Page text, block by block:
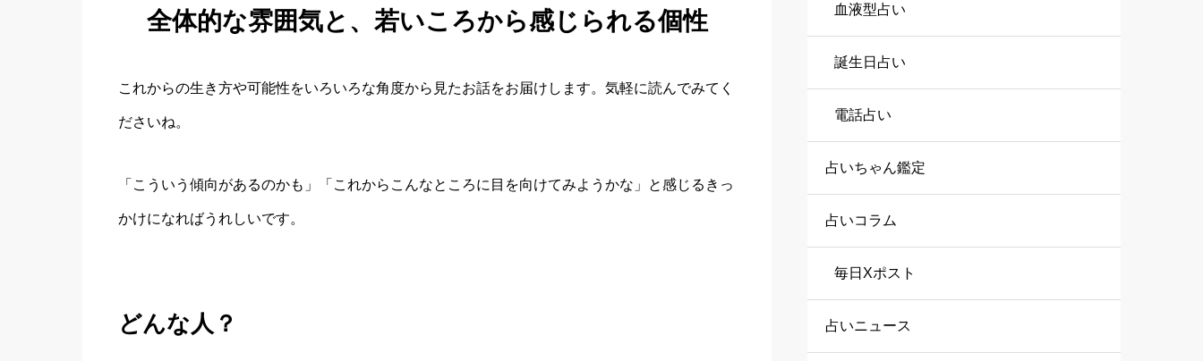
全体的な雰囲気と、若いころから感じられる個性
これからの生き方や可能性をいろいろな角度から見たお話をお届けします。気軽に読んでみてく
ださいね。
「こういう傾向があるのかも」「これからこんなところに目を向けてみようかな」と感じるきっ
かけになればうれしいです。
どんな人？
血液型占い
誕生日占い
電話占い
占いちゃん鑑定
占いコラム
毎日Xポスト
占いニュース